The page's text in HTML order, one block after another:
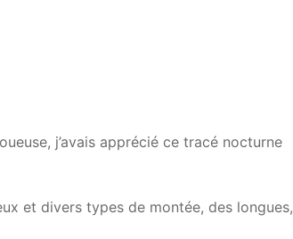
j’avais apprécié ce tracé nocturne
et divers types de montée, des longues,